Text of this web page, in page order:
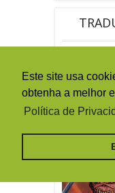
Este site usa
obtenha a melhor
Política de